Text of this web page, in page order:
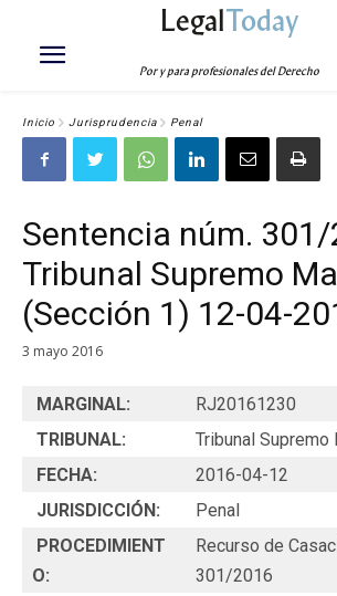
LegalToday
Por y para profesionales del Derecho
Inicio Jurisprudencia Penal
Sentencia núm.
Tribunal Supremo
(Sección 1) 12-04-
3 mayo 2016
MARGINAL:
RJ20161230
TRIBUNAL:
Tribunal Supremo
FECHA:
2016-04-12
JURISDICCIÓN:
Penal
PROCEDIMIENT
O:
Recurso de
301/2016